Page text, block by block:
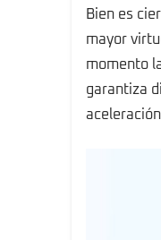
Bien es
mayor
momento
garantiza